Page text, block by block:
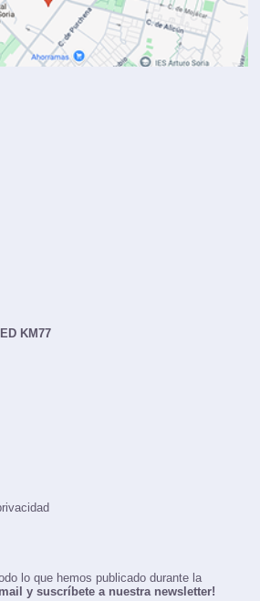
KM77
lo que hemos publicado durante la
y suscríbete a nuestra newsletter!